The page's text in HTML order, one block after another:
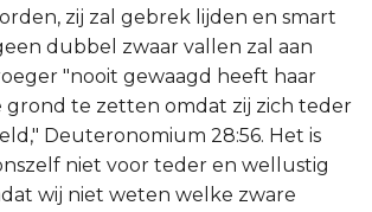
zij zal gebrek lijden en smart
dubbel zwaar vallen zal aan
"nooit gewaagd heeft haar
grond te zetten omdat zij zich teder
Deuteronomium 28:56. Het is
niet voor teder en wellustig
wij niet weten welke zware